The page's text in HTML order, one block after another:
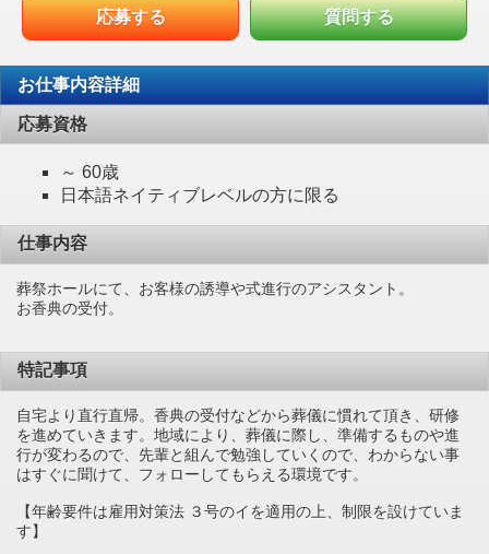
応募する 質問する
お仕事内容詳細
応募資格
～ 60歳
日本語ネイティブレベルの方に限る
仕事内容
葬祭ホールにて、お客様の誘導や式進行のアシスタント。
お香典の受付。
特記事項
自宅より直行直帰。香典の受付などから葬儀に慣れて頂き、研修
を進めていきます。地域により、葬儀に際し、準備するものや進
行が変わるので、先輩と組んで勉強していくので、わからない事
はすぐに聞けて、フォローしてもらえる環境です。
【年齢要件は雇用対策法 ３号のイを適用の上、制限を設けていま
す】